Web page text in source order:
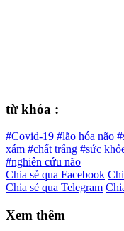
từ khóa :
#Covid-19 #lão hóa não
xám #chất trắng #sức
#nghiên cứu não
Chia sẻ qua Facebook
Chia sẻ qua Telegram
Xem thêm